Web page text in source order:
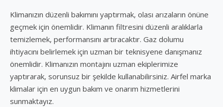
Klimanızın düzenli bakımını yaptırmak, olası arızaların önüne
geçmek için önemlidir. Klimanın filtresini düzenli aralıklarla
temizlemek, performansını artıracaktır. Gaz dolumu
ihtiyacını belirlemek için uzman bir teknisyene danışmanız
önemlidir. Klimanızın montajını uzman ekiplerimize
yaptırarak, sorunsuz bir şekilde kullanabilirsiniz. Airfel marka
klimalar için en uygun bakım ve onarım hizmetlerini
sunmaktayız.